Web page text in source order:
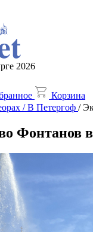
2026
Корзина
/В Петергоф /
Фонтанов